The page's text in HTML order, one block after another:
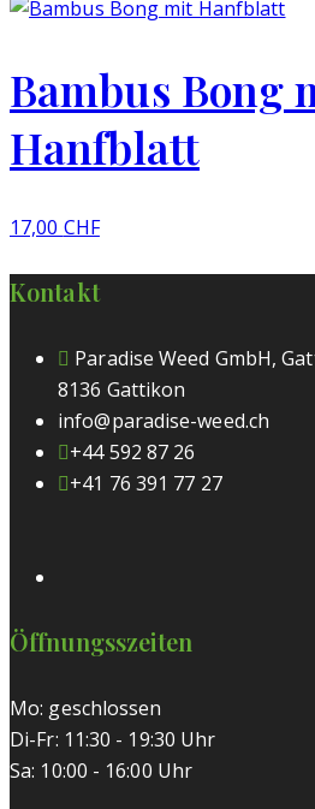
Bambus Bong
Hanfblatt
17,00 CHF
Kontakt
Paradise Weed GmbH,
8136 Gattikon
info@paradise-weed.ch
+44 592 87 26
+41 76 391 77 27
Öffnungsszeiten
Mo: geschlossen
Di-Fr: 11:30 - 19:30 Uhr
Sa: 10:00 - 16:00 Uhr